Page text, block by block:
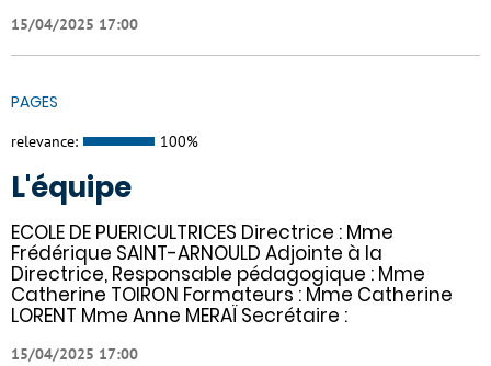
15/04/2025 17:00
PAGES
relevance: 100%
L'équipe
ECOLE DE PUERICULTRICES Directrice : Mme
Frédérique SAINT-ARNOULD Adjointe à la
Directrice, Responsable pédagogique : Mme
Catherine TOIRON Formateurs : Mme Catherine
LORENT Mme Anne MERAÏ Secrétaire :
15/04/2025 17:00